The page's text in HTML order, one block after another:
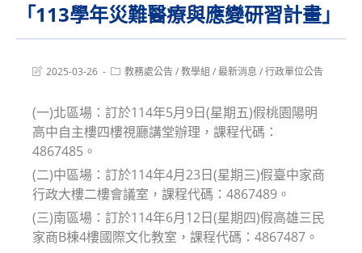
「113學年災難醫療與應變研習計畫」
Post2025-03-26
Post教務處公告/教學組 /最新消息 /行政單位公告
(一)北區場：訂於114年5月9日(星期五)假桃園陽明
高中自主樓四樓視廳講堂辦理，課程代碼：
4867485。
(二)中區場：訂於114年4月23日(星期三)假臺中家商
行政大樓二樓會議室，課程代碼：4867489。
(三)南區場：訂於114年6月12日(星期四)假高雄三民
家商B棟4樓國際文化教室，課程代碼：4867487。